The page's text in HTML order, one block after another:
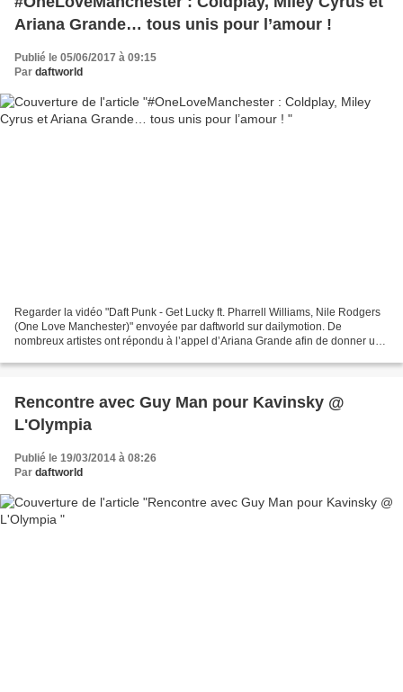
Ariana Grande… tous unis pour l’amour !
Publié le 05/06/2017 à 09:15
Par daftworld
Regarder la vidéo "Daft Punk - Get Lucky ft. Pharrell Williams, Nile Rodgers
(One Love Manchester)" envoyée par daftworld sur dailymotion. De
nombreux artistes ont répondu à l’appel d’Ariana Grande afin de donner un
Rencontre avec Guy Man pour Kavinsky @
L'Olympia
Publié le 19/03/2014 à 08:26
Par daftworld